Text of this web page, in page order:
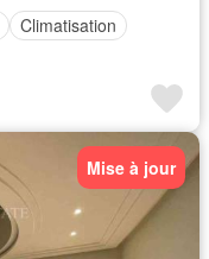
Climatisation
Mise à jour